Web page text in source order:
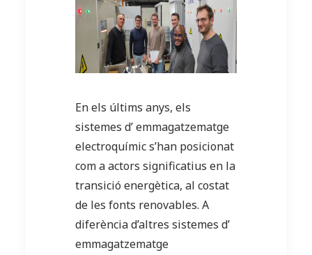
En els últims anys, els
sistemes d’ emmagatzematge
electroquímic s’han posicionat
com a actors significatius en la
transició energètica, al costat
de les fonts renovables. A
diferència d’altres sistemes d’
emmagatzematge